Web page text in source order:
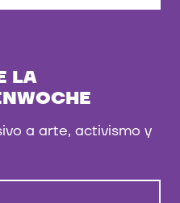
LA
a arte, activismo y